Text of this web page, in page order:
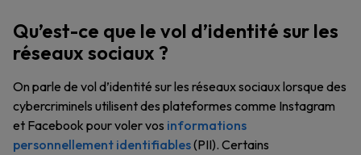
Qu’est-ce que le vol d’identité sur les
réseaux sociaux ?
On parle de vol d’identité sur les réseaux sociaux lorsque des
cybercriminels utilisent des plateformes comme Instagram
et Facebook pour voler vos informations
personnellement identifiables(PII). Certains